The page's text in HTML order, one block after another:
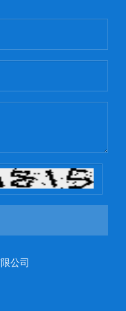
公司